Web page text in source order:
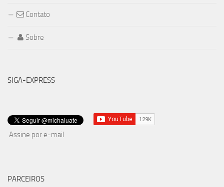
Contato
Sobre
SIGA-EXPRESS
Assine por e-mail
PARCEIROS